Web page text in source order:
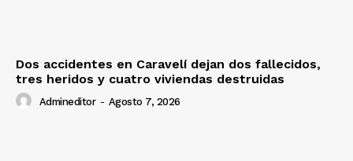
Dos accidentes en Caravelí dejan dos fallecidos,
tres heridos y cuatro viviendas destruidas
Admineditor - Agosto 7, 2026